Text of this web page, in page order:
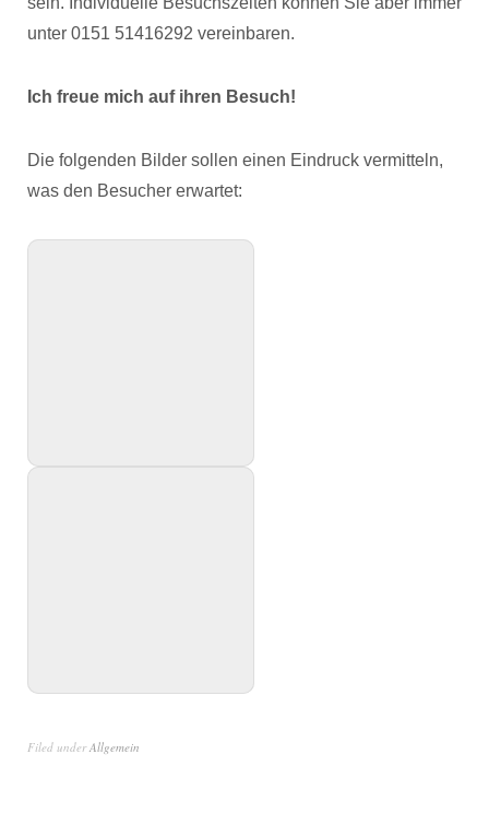
unter 0151 51416292 vereinbaren.
Ich freue mich auf ihren Besuch!
Die folgenden Bilder sollen einen Eindruck vermitteln,
was den Besucher erwartet:
Filed underAllgemein